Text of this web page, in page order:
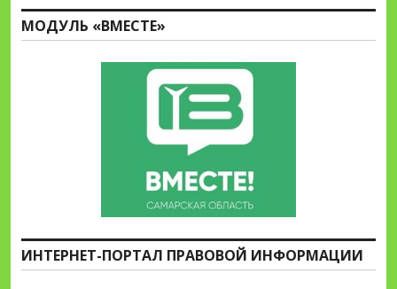
МОДУЛЬ «ВМЕСТЕ»
ИНТЕРНЕТ-ПОРТАЛ ПРАВОВОЙ ИНФОРМАЦИИ